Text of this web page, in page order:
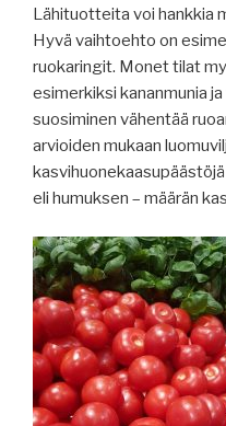
Lähituotteita voi hankkia
Hyvä vaihtoehto on
ruokaringit. Monet tilat
esimerkiksi kananmunia
suosiminen vähentää
arvioiden mukaan
eli humuksen – määrän